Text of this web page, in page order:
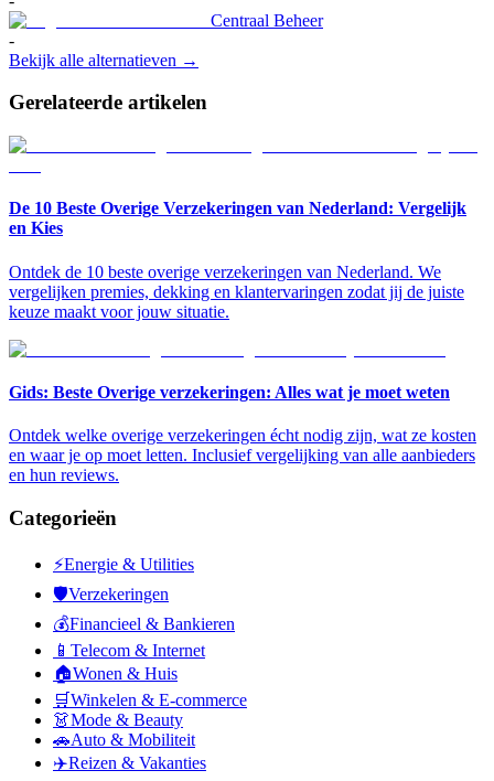
Centraal Beheer
-
Bekijk alle alternatieven →
Gerelateerde artikelen
De 10 Beste Overige Verzekeringen van Nederland: Vergelijk
en Kies
Ontdek de 10 beste overige verzekeringen van Nederland. We
vergelijken premies, dekking en klantervaringen zodat jij de juiste
keuze maakt voor jouw situatie.
Gids: Beste Overige verzekeringen: Alles wat je moet weten
Ontdek welke overige verzekeringen écht nodig zijn, wat ze kosten
en waar je op moet letten. Inclusief vergelijking van alle aanbieders
en hun reviews.
Categorieën
⚡Energie & Utilities
🛡️Verzekeringen
💰Financieel & Bankieren
📱 Telecom & Internet
🏠Wonen & Huis
🛒Winkelen & E-commerce
👗Mode & Beauty
🚗Auto & Mobiliteit
✈️Reizen & Vakanties